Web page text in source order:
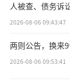
为主，进口原
其实，
以获得与原
此，国产仿
人被查、债务诉
所曾出具“保留
2026-08-06 09:43:47
两则公告，换来
2026-08-06 09:53:41